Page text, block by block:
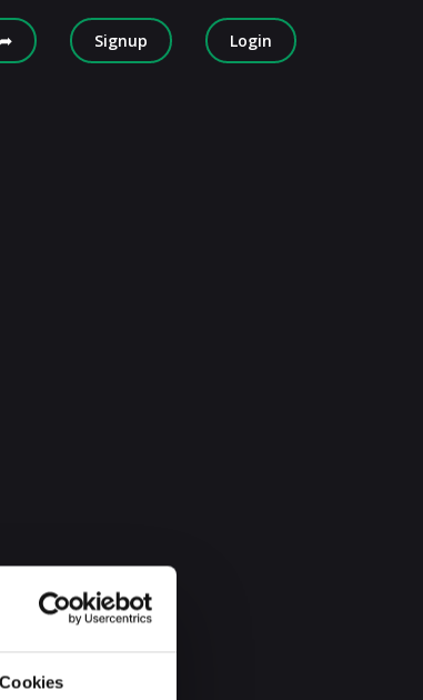
Signup Login